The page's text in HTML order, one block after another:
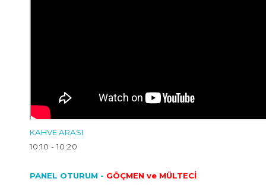
KAHVE ARASI
10:10 - 10:20
PANEL OTURUM - GÖÇMEN ve MÜLTECİ